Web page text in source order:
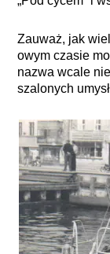
Zauważ, jak
owym czasie
nazwa wcale
szalonych